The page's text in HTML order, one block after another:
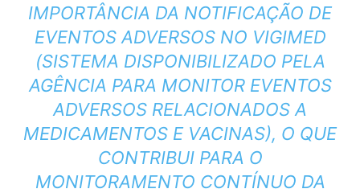
IMPORTÂNCIA DA NOTIFICAÇÃO DE
EVENTOS ADVERSOS NO VIGIMED
(SISTEMA DISPONIBILIZADO PELA
AGÊNCIA PARA MONITOR EVENTOS
ADVERSOS RELACIONADOS A
MEDICAMENTOS E VACINAS), O QUE
CONTRIBUI PARA O
MONITORAMENTO CONTÍNUO DA